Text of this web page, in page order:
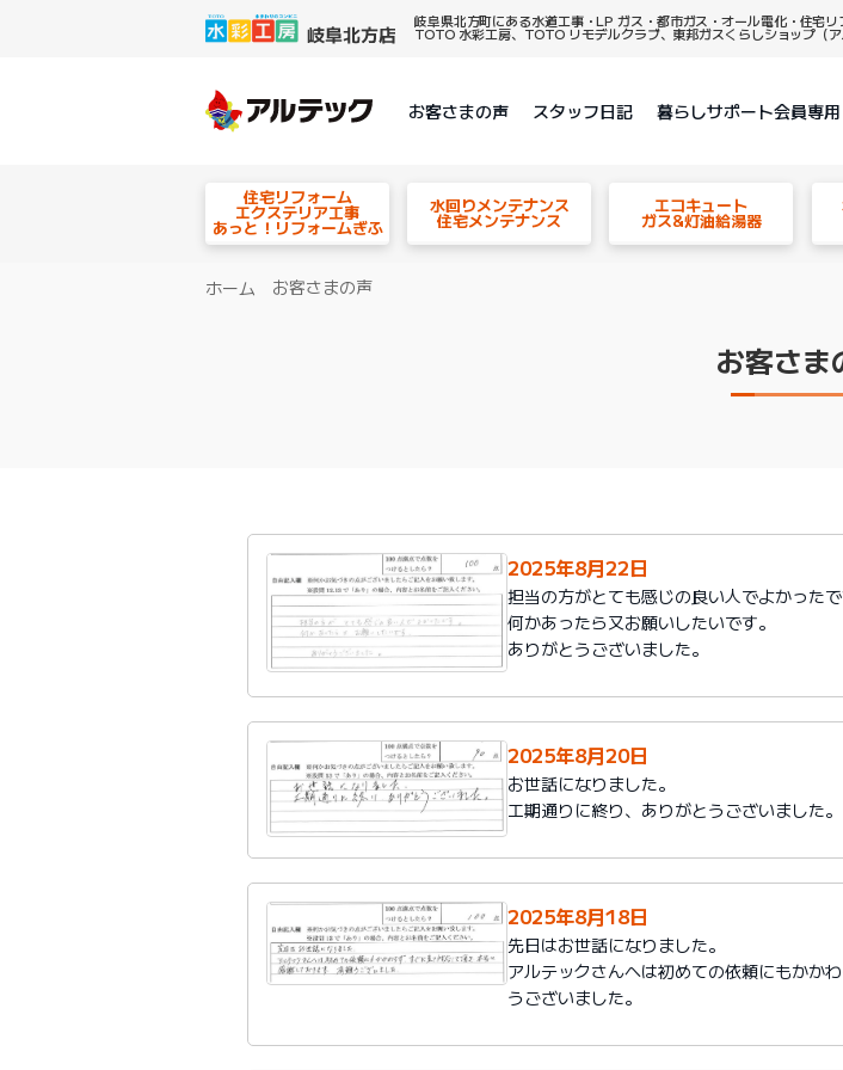
岐阜県北方町にある水道工事・LP ガス・都市ガス・オール電化・住宅
TOTO 水彩工房、TOTO リモデルクラブ、東邦ガスくらしショップ（ア
お客さまの声 スタッフ日記 暮らしサポート会員専用
住宅リフォーム
エクステリア工事
あっと！リフォームぎふ
水回りメンテナンス
住宅メンテナンス
エコキュート
ガス&灯油給湯器
ホーム お客さまの声
お客さま
2025年8月22日
担当の方がとても感じの良い人でよかったで
何かあったら又お願いしたいです。
ありがとうございました。
2025年8月20日
お世話になりました。
工期通りに終り、ありがとうございました。
2025年8月18日
先日はお世話になりました。
アルテックさんへは初めての依頼にもかか
うございました。